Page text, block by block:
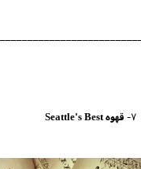
7- قهوه Seattle's Best